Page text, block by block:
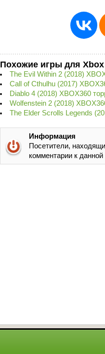
Похожие игры для Xbox
The Evil Within 2 (2018)
Call of Cthulhu (2017)
Diablo 4 (2018) XBOX360
Wolfenstein 2 (2018)
The Elder Scrolls Legends
Информация
Посетители,
комментарии к